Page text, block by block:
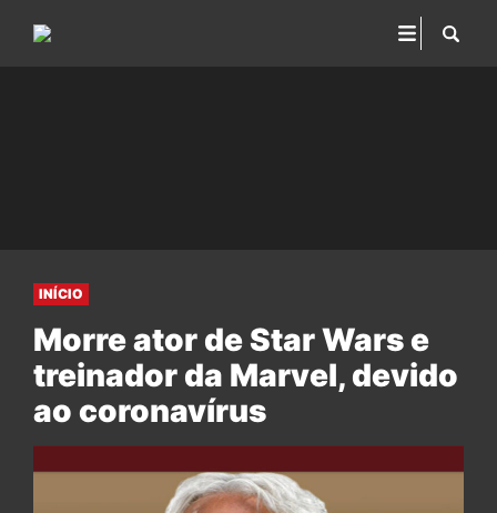
INÍCIO
Morre ator de Star Wars e
treinador da Marvel, devido
ao coronavírus